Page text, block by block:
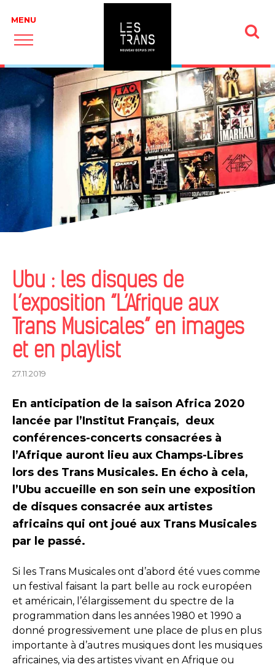
Ubu : les disques de
l’exposition “L’Afrique aux
Trans Musicales” en images
et en playlist
27.11.2019
En anticipation de la saison Africa 2020
lancée par l’Institut Français, deux
conférences-concerts consacrées à
l’Afrique auront lieu aux Champs-Libres
lors des Trans Musicales. En écho à cela,
l’Ubu accueille en son sein une exposition
de disques consacrée aux artistes
africains qui ont joué aux Trans Musicales
par le passé.
Si les Trans Musicales ont d’abord été vues comme
un festival faisant la part belle au rock européen
et américain, l’élargissement du spectre de la
programmation dans les années 1980 et 1990 a
donné progressivement une place de plus en plus
importante à d’autres musiques dont les musiques
africaines, via des artistes vivant en Afrique ou